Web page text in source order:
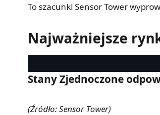
To szacunki Sensor Tower
Najważniejsze
Stany Zjednoczone
(Źródło: Sensor Tower)